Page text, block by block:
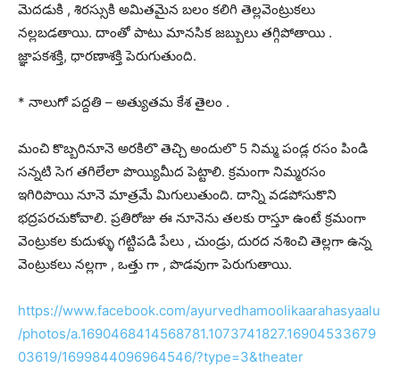
మెదడుకి , శిరస్సుకి అమితమైన బలం కలిగి తెల్లవెంట్రుకలు
నల్లబడతాయి. దాంతో పాటు మానసిక జబ్బులు తగ్గిపోతాయి .
జ్ఞాపకశక్తి, ధారణాశక్తి పెరుగుతుంది.
* నాలుగో పద్దతి – అత్యుతమ కేశ తైలం .
మంచి కొబ్బరినూనె అరకిలొ తెచ్చి అందులొ 5 నిమ్మ పండ్ల రసం పిండి
సన్నటి సెగ తగిలేలా పొయ్యిమీద పెట్టాలి. క్రమంగా నిమ్మరసం
ఇగిరిపొయి నూనె మాత్రమే మిగులుతుంది. దాన్ని వడపోసుకొని
భద్రపరచుకోవాలి. ప్రతిరోజు ఈ నూనెను తలకు రాస్తూ ఉంటే క్రమంగా
వెంట్రుకల కుదుళ్ళు గట్టిపడి పేలు , చుండ్రు, దురద నశించి తెల్లగా ఉన్న
వెంట్రుకలు నల్లగా , ఒత్తు గా , పొడవుగా పెరుగుతాయి.
https://www.facebook.com/ayurvedhamoolikaarahasyaalu
/photos/a.1690468414568781.1073741827.16904533679
03619/1699844096964546/?type=3&theater